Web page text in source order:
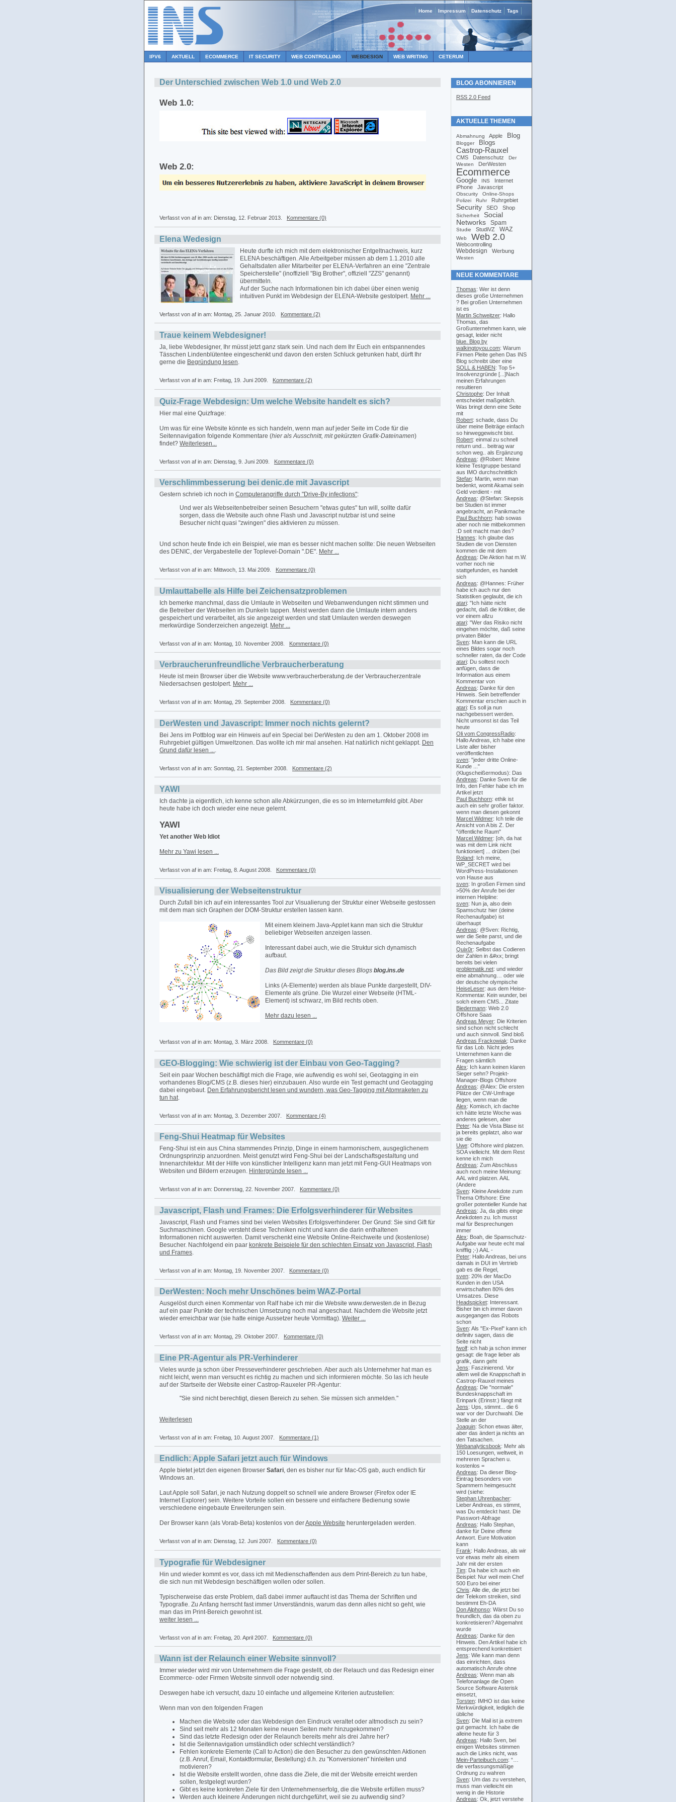
Home Impressum Datenschutz Tags
IPV6 AKTUELL ECOMMERCE IT SECURITY WEB CONTROLLING WEBDESIGN WEB WRITING CETERUM
Der Unterschied zwischen Web 1.0 und Web 2.0
Web 1.0:
Web 2.0:
Verfasst von af in am: Dienstag, 12. Februar 2013. Kommentare (0)
Elena Wedesign
Heute durfte ich mich mit dem elektronischer Entgeltnachweis, kurz
ELENA beschäftigen. Alle Arbeitgeber müssen ab dem 1.1.2010 alle
Gehaltsdaten aller Mitarbeiter per ELENA-Verfahren an eine "Zentrale
Speicherstelle" (inoffiziell "Big Brother", offiziell "ZZS" genannt)
übermitteln.
Auf der Suche nach Informationen bin ich dabei über einen wenig
intuitiven Punkt im Webdesign der ELENA-Website gestolpert. Mehr ...
Verfasst von af in am: Montag, 25. Januar 2010. Kommentare (2)
Traue keinem Webdesigner!
Ja, liebe Webdesigner, Ihr müsst jetzt ganz stark sein. Und nach dem Ihr Euch ein entspannendes
Tässchen Lindenblütentee eingeschenkt und davon den ersten Schluck getrunken habt, dürft Ihr
gerne die Begründung lesen.
Verfasst von af in am: Freitag, 19. Juni 2009. Kommentare (2)
Quiz-Frage Webdesign: Um welche Website handelt es sich?
Hier mal eine Quizfrage:
Um was für eine Website könnte es sich handeln, wenn man auf jeder Seite im Code für die
Seitennavigation folgende Kommentare (hier als Ausschnitt, mit gekürzten Grafik-Dateinamen)
findet? Weiterlesen...
Verfasst von af in am: Dienstag, 9. Juni 2009. Kommentare (0)
Verschlimmbesserung bei denic.de mit Javascript
Gestern schrieb ich noch in Computerangriffe durch "Drive-By infections":
Und wer als Webseitenbetreiber seinen Besuchern "etwas gutes" tun will, sollte dafür
sorgen, dass die Website auch ohne Flash und Javascript nutzbar ist und seine
Besucher nicht quasi "zwingen" dies aktivieren zu müssen.
Und schon heute finde ich ein Beispiel, wie man es besser nicht machen sollte: Die neuen Webseiten
des DENIC, der Vergabestelle der Toplevel-Domain ".DE". Mehr ...
Verfasst von af in am: Mittwoch, 13. Mai 2009. Kommentare (0)
Umlauttabelle als Hilfe bei Zeichensatzproblemen
Ich bemerke manchmal, dass die Umlaute in Webseiten und Webanwendungen nicht stimmen und
die Betreiber der Webseiten im Dunkeln tappen. Meist werden dann die Umlaute intern anders
gespeichert und verarbeitet, als sie angezeigt werden und statt Umlauten werden deswegen
merkwürdige Sonderzeichen angezeigt. Mehr ...
Verfasst von af in am: Montag, 10. November 2008. Kommentare (0)
Verbraucherunfreundliche Verbraucherberatung
Heute ist mein Browser über die Website www.verbraucherberatung.de der Verbraucherzentrale
Niedersachsen gestolpert. Mehr ...
Verfasst von af in am: Montag, 29. September 2008. Kommentare (0)
DerWesten und Javascript: Immer noch nichts gelernt?
Bei Jens im Pottblog war ein Hinweis auf ein Special bei DerWesten zu den am 1. Oktober 2008 im
Ruhrgebiet gültigen Umweltzonen. Das wollte ich mir mal ansehen. Hat natürlich nicht geklappt. Den
Grund dafür lesen ....
Verfasst von af in am: Sonntag, 21. September 2008. Kommentare (2)
YAWI
Ich dachte ja eigentlich, ich kenne schon alle Abkürzungen, die es so im Internetumfeld gibt. Aber
heute habe ich doch wieder eine neue gelernt.
YAWI
Yet another Web Idiot
Mehr zu Yawi lesen ...
Verfasst von af in am: Freitag, 8. August 2008. Kommentare (0)
Visualisierung der Webseitenstruktur
Durch Zufall bin ich auf ein interessantes Tool zur Visualierung der Struktur einer Webseite gestossen
mit dem man sich Graphen der DOM-Struktur erstellen lassen kann.
Mit einem kleinem Java-Applet kann man sich die Struktur
beliebiger Webseiten anzeigen lassen.
Interessant dabei auch, wie die Struktur sich dynamisch
aufbaut.
Das Bild zeigt die Struktur dieses Blogs blog.ins.de
Links (A-Elemente) werden als blaue Punkte dargestellt, DIV-
Elemente als grüne. Die Wurzel einer Webseite (HTML-
Element) ist schwarz, im Bild rechts oben.
Mehr dazu lesen ...
Verfasst von af in am: Montag, 3. März 2008. Kommentare (0)
GEO-Blogging: Wie schwierig ist der Einbau von Geo-Tagging?
Seit ein paar Wochen beschäftigt mich die Frage, wie aufwendig es wohl sei, Geotagging in ein
vorhandenes Blog/CMS (z.B. dieses hier) einzubauen. Also wurde ein Test gemacht und Geotagging
dabei eingebaut. Den Erfahrungsbericht lesen und wundern, was Geo-Tagging mit Atomraketen zu
tun hat
Verfasst von af in am: Montag, 3. Dezember 2007. Kommentare (4)
Feng-Shui Heatmap für Websites
Feng-Shui ist ein aus China stammendes Prinzip, Dinge in einem harmonischem, ausgeglichenem
Ordnungsprinzip anzuordnen. Meist genutzt wird Feng-Shui bei der Landschaftsgestaltung und
Innenarchitektur. Mit der Hilfe von künstlicher Intelligenz kann man jetzt mit Feng-GUI Heatmaps von
Websiten und Bildern erzeugen. Hintergründe lesen ...
Verfasst von af in am: Donnerstag, 22. November 2007. Kommentare (0)
Javascript, Flash und Frames: Die Erfolgsverhinderer für Websites
Javascript, Flash und Frames sind bei vielen Websites Erfolgsverhinderer. Der Grund: Sie sind Gift für
Suchmaschinen. Google versteht diese Techniken nicht und kann die darin enthaltenen
Informationen nicht auswerten. Damit verschenkt eine Website Online-Reichweite und (kostenlose)
Besucher. Nachfolgend ein paar konkrete Beispiele für den schlechten Einsatz von Javascript, Flash
und Frames
Verfasst von af in am: Montag, 19. November 2007. Kommentare (0)
DerWesten: Noch mehr Unschönes beim WAZ-Portal
Ausgelöst durch einen Kommentar von Ralf habe ich mir die Website www.derwesten.de in Bezug
auf ein paar Punkte der technischen Umsetzung noch mal angeschaut. Nachdem die Website jetzt
wieder erreichbar war (sie hatte einige Aussetzer heute Vormittag). Weiter ...
Verfasst von af in am: Montag, 29. Oktober 2007. Kommentare (0)
Eine PR-Agentur als PR-Verhinderer
Vieles wurde ja schon über Presseverhinderer geschrieben. Aber auch als Unternehmer hat man es
nicht leicht, wenn man versucht es richtig zu machen und sich informieren möchte. So las ich heute
auf der Startseite der Website einer Castrop-Rauxeler PR-Agentur:
"Sie sind nicht berechtigt, diesen Bereich zu sehen. Sie müssen sich anmelden."
Weiterlesen
Verfasst von af in am: Freitag, 10. August 2007. Kommentare (1)
Endlich: Apple Safari jetzt auch für Windows
Apple bietet jetzt den eigenen Browser Safari, den es bisher nur für Mac-OS gab, auch endlich für
Windows an.
Laut Apple soll Safari, je nach Nutzung doppelt so schnell wie andere Browser (Firefox oder IE
Internet Explorer) sein. Weitere Vorteile sollen ein bessere und einfachere Bedienung sowie
verschiedene eingebaute Erweiterungen sein.
Der Browser kann (als Vorab-Beta) kostenlos von derApple Website heruntergeladen werden.
Verfasst von af in am: Dienstag, 12. Juni 2007. Kommentare (0)
Typografie für Webdesigner
Hin und wieder kommt es vor, dass ich mit Medienschaffenden aus dem Print-Bereich zu tun habe,
die sich nun mit Webdesign beschäftigen wollen oder sollen.
Typischerweise das erste Problem, daß dabei immer auftaucht ist das Thema der Schriften und
Typografie. Zu Anfang herrscht fast immer Unverständnis, warum das denn alles nicht so geht, wie
man das im Print-Bereich gewohnt ist.
weiter lesen ...
Verfasst von af in am: Freitag, 20. April 2007. Kommentare (0)
Wann ist der Relaunch einer Website sinnvoll?
Immer wieder wird mir von Unternehmern die Frage gestellt, ob der Relauch und das Redesign einer
Ecommerce- oder Firmen Website sinnvoll oder notwendig sind.
Deswegen habe ich versucht, dazu 10 einfache und allgemeine Kriterien aufzustellen:
Wenn man von den folgenden Fragen
Machen die Website oder das Webdesign den Eindruck veraltet oder altmodisch zu sein?
Sind seit mehr als 12 Monaten keine neuen Seiten mehr hinzugekommen?
Sind das letzte Redesign oder der Relaunch bereits mehr als drei Jahre her?
Ist die Seitennavigation umständlich oder schlecht verständlich?
Fehlen konkrete Elemente (Call to Action) die den Besucher zu den gewünschten Aktionen
(z.B. Anruf, Email, Kontaktformular, Bestellung) d.h. zu "Konversionen" hinleiten und
motivieren?
Ist die Website erstellt worden, ohne dass die Ziele, die mit der Website erreicht werden
sollen, festgelegt wurden?
Gibt es keine konkreten Ziele für den Unternehmenserfolg, die die Website erfüllen muss?
Werden auch kleinere Änderungen nicht durchgeführt, weil sie zu aufwendig sind?
BLOG ABONNIEREN
RSS 2.0 Feed
AKTUELLE THEMEN
Abmahnung Apple Blog
Blogger Blogs
Castrop-Rauxel
CMS Datenschutz
Der
Westen
DerWesten
Ecommerce
Google INS
Internet
iPhone
Javascript
Obscurity
Online-Shops
Polizei
Ruhr Ruhrgebiet
Security SEO Shop
Sicherheit
Social
Networks
Spam
Studie StudiVZ WAZ
Web Web 2.0
Webcontrolling
Webdesign Werbung
Westen
NEUE KOMMENTARE
Thomas: Wer ist denn
dieses große Unternehmen
? Bei großen Unternehmen
ist es
Martin Schweitzer: Hallo
Thomas, das
Großunternehmen kann, wie
gesagt, leider nicht
blue. Blog by
walkingtoyou.com: Warum
Firmen Pleite gehen Das INS
Blog schreibt über eine
SOLL & HABEN: Top 5+
Insolvenzgründe [...]Nach
meinen Erfahrungen
resultieren
Christophe: Der Inhalt
entscheidet maßgeblich.
Was bringt denn eine Seite
mit
Robert: schade, dass Du
über meine Beiträge einfach
so hinweggewischt bist.
Robert: einmal zu schnell
return und... beitrag war
schon weg.. als Ergänzung
Andreas: @Robert: Meine
kleine Testgruppe bestand
aus IMO durchschnittlich
Stefan: Martin, wenn man
bedenkt, womit Akamai sein
Geld verdient - mit
Andreas: @Stefan: Skepsis
bei Studien ist immer
angebracht, an Panikmache
Paul Buchhorn: hab sowas
aber noch nie mitbekommen
:D seit macht man des?
Hannes: Ich glaube das
Studien die von Diensten
kommen die mit dem
Andreas: Die Aktion hat m.W.
vorher noch nie
stattgefunden, es handelt
sich
Andreas: @Hannes: Früher
habe ich auch nur den
Statistiken geglaubt, die ich
atari: "Ich hätte nicht
gedacht, daß die Kritiker, die
vor einem allzu
atari: "Wer das Risiko nicht
eingehen möchte, daß seine
privaten Bilder
Sven: Man kann die URL
eines Bildes sogar noch
schneller raten, da der Code
atari: Du solltest noch
anfügen, dass die
Information aus einem
Kommentar von
Andreas: Danke für den
Hinweis. Sein betreffender
Kommentar erschien auch in
atari: Es soll ja nun
nachgebessert werden.
Nicht umsonst ist das Teil
heute
Oli vom CongressRadio:
Hallo Andreas, ich habe eine
Liste aller bisher
veröffentlichten
sven: "jeder dritte Online-
Kunde ..."
(Klugscheißermodus): Das
Andreas: Danke Sven für die
Info, den Fehler habe ich im
Artikel jetzt
Paul Buchhorn: ethik ist
auch ein sehr großer faktor.
wenn man diesen gekonnt
Marcel Widmer: Ich teile die
Ansicht von A bis Z. Der
"öffentliche Raum"
Marcel Widmer: [oh, da hat
was mit dem Link nicht
funktioniert] ... drüben (bei
Roland: Ich meine,
WP_SECRET wird bei
WordPress-Installationen
von Hause aus
sven: In großen Firmen sind
>50% der Anrufe bei der
internen Helpline:
sven: Nun ja, also dein
Spamschutz hier (deine
Rechenaufgabe) ist
überhaupt
Andreas: @Sven: Richtig,
wer die Seite parst, und die
Rechenaufgabe
Quix0r: Selbst das Codieren
der Zahlen in &#xx; bringt
bereits bei vielen
problematik.net: und wieder
eine abmahnung… oder wie
der deutsche olympische
HeiseLeser: aus dem Heise-
Kommentar. Kein wunder, bei
solch einem CMS... Zitate
Biedermann: Web 2.0
Offshore Saas
Andreas Meyer: Die Kriterien
sind schon nicht schlecht
und auch sinnvoll. Sind bloß
Andreas Frackowiak: Danke
für das Lob. Nicht jedes
Unternehmen kann die
Fragen sämtlich
Alex: Ich kann keinen klaren
Sieger sehn? Projekt-
Manager-Blogs Offshore
Andreas: @Alex: Die ersten
Plätze der CW-Umfrage
liegen, wenn man die
Alex: Komisch, ich dachte
ich hätte letzte Woche was
anderes gelesen, aber
Peter: Na die Vista Blase ist
ja bereits geplatzt, also war
sie die
Uwe: Offshore wird platzen.
SOA vielleicht. Mit dem Rest
kenne ich mich
Andreas: Zum Abschluss
auch noch meine Meinung:
AAL wird platzen. AAL
(Andere
Sven: Kleine Anekdote zum
Thema Offshore: Eine
großer potentieller Kunde hat
Andreas: Ja, da gibts einge
Anekdoten zu. Ich musst
mal für Besprechungen
immer
Alex: Boah, die Spamschutz-
Aufgabe war heute echt mal
knifflig ;-) AAL -
Peter: Hallo Andreas, bei uns
damals in DUI im Vertrieb
gab es die Regel,
sven: 20% der MacDo
Kunden in den USA
erwirtschaften 80% des
Umsatzes. Diese
Headspicket: Interessant.
Bisher bin ich immer davon
ausgegangen das Robots
schon
Sven: Als "Ex-Pixel" kann ich
definitv sagen, dass die
Seite nicht
fwolf: ich hab ja schon immer
gesagt: die frage lieber als
grafik, dann geht
Jens: Faszinierend. Vor
allem weil die Knappschaft in
Castrop-Rauxel meines
Andreas: Die "normale"
Bundesknappschaft im
Erinpark (Erinstr.) fängt mit
Jens: Ups, stimmt... die 6
war vor der Durchwahl. Die
Stelle an der
Joaquin: Schon etwas älter,
aber das ändert ja nichts an
den Tatsachen.
Webanalyticsbook: Mehr als
150 Loesungen, weltweit, in
mehreren Sprachen u.
kostenlos =
Andreas: Da dieser Blog-
Eintrag besonders von
Spammern heimgesucht
wird (siehe:
Stephan Uhrenbacher:
Lieber Andreas, es stimmt,
was Du entdeckt hast. Die
Passwort-Abfrage
Andreas: Hallo Stephan,
danke für Deine offene
Antwort. Eure Motivation
kann
Frank: Hallo Andreas, als wir
vor etwas mehr als einem
Jahr mit der ersten
Tim: Da habe ich auch ein
Beispiel: Nur weil mein Chef
500 Euro bei einer
Chris: Alle die, die jetzt bei
der Telekom streiken, sind
bestimmt Eh-DA
Don Alphonso: Wärst Du so
freundlich, das da oben zu
konkretisieren? Abgemahnt
wurde
Andreas: Danke für den
Hinweis. Den Artikel habe ich
entsprechend konkretisiert
Jens: Wie kann man denn
das einrichten, dass
automatisch Anrufe ohne
Andreas: Wenn man als
Telefonanlage die Open
Source Software Asterisk
einsetzt,
Torsten: IMHO ist das keine
Merkwürdigkeit, lediglich die
übliche
Sven: Die Mail ist ja extrem
gut gemacht. Ich habe die
alleine heute für 3
Andreas: Hallo Sven, bei
einigen Websites stimmen
auch die Links nicht, was
Mein-Parteibuch.com: “…
die verfassungsmäßige
Ordnung zu wahren
Sven: Um das zu verstehen,
muss man vielleicht ein
wenig in die Historie
Andreas: Ok, jetzt verstehe